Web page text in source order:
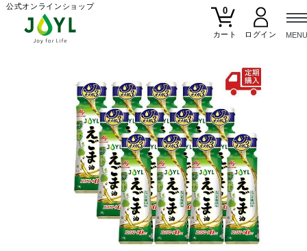
公式オンラインショップ
0
カート